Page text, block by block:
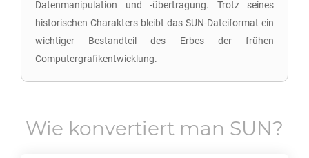
Datenmanipulation und -übertragung. Trotz seines
historischen Charakters bleibt das SUN-Dateiformat ein
wichtiger Bestandteil des Erbes der frühen
Computergrafikentwicklung.
Wie konvertiert man SUN?